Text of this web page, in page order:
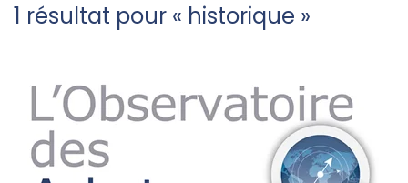
1 résultat pour « historique »